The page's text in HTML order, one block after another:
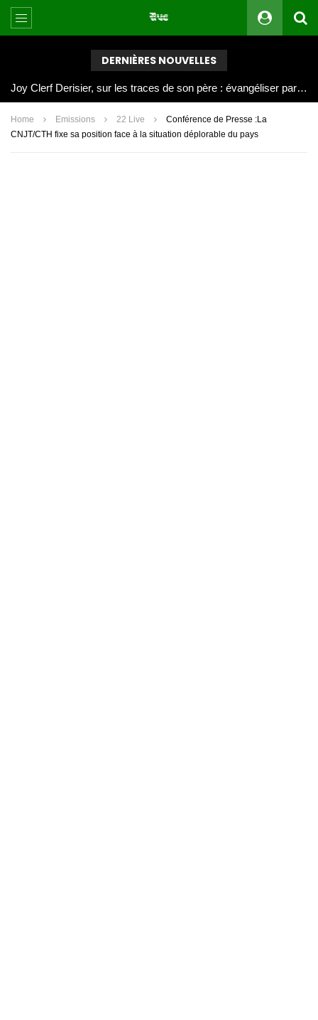
DERNIÈRES NOUVELLES
Joy Clerf Derisier, sur les traces de son père : évangéliser par la musique
Home Emissions 22 Live
Conférence de Presse :La
CNJT/CTH fixe sa position face à la situation déplorable du pays